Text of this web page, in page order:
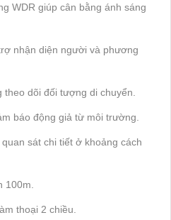
WDR giúp cân bằng ánh sáng
nhận diện người và phương
dõi đối tượng di chuyển.
báo động giả từ môi trường.
sát chi tiết ở khoảng cách
100m.
thoại 2 chiều.